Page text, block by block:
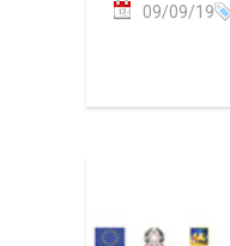
09/09/19